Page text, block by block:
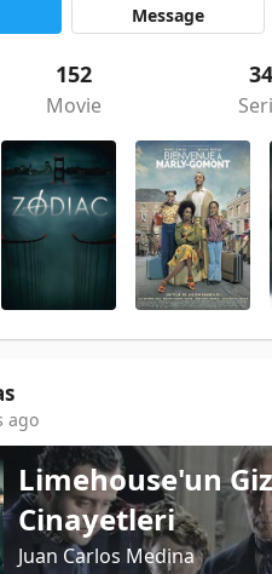
Message
152
Movie
34
ago
Limehouse'un
Cinayetleri
Juan Carlos Medina